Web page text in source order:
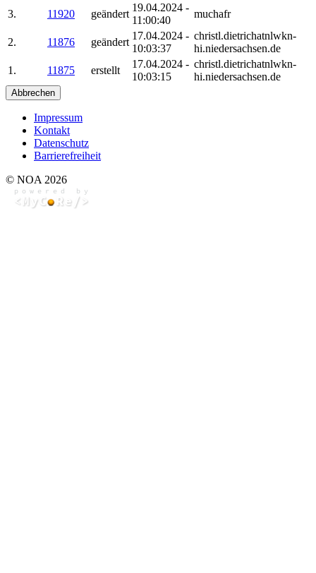
3. 11920 geändert
19.04.2024 -
11:00:40
muchafr
2. 11876 geändert
17.04.2024 -
10:03:37
christl.dietrichatnlwkn-
hi.niedersachsen.de
1.
11875 erstellt
17.04.2024 -
10:03:15
christl.dietrichatnlwkn-
hi.niedersachsen.de
Abbrechen
Impressum
Kontakt
Datenschutz
Barrierefreiheit
© NOA 2026